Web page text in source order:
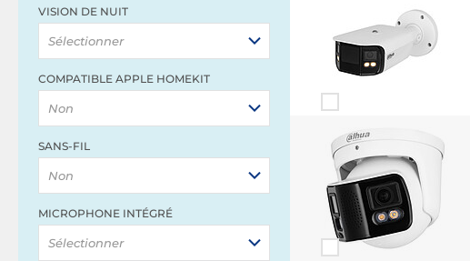
VISION DE NUIT
Sélectionner
COMPATIBLE APPLE HOMEKIT
Non
SANS-FIL
Non
MICROPHONE INTÉGRÉ
Sélectionner